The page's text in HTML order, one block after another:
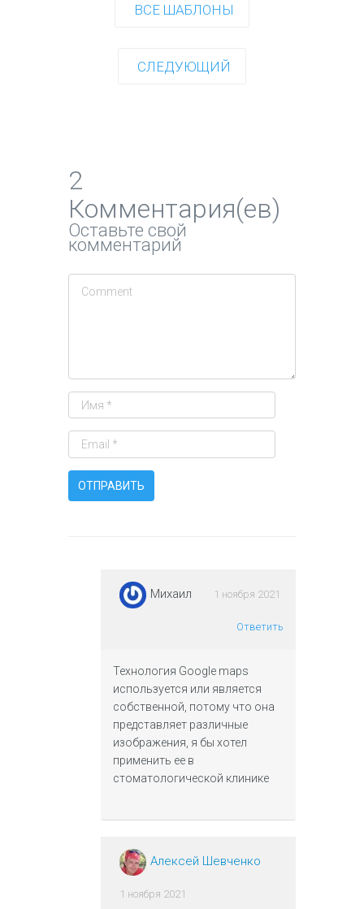
ВСЕ ШАБЛОНЫ
СЛЕДУЮЩИЙ
2
Комментария(ев)
Оставьте свой
комментарий
Михаил 1 ноября 2021
Ответить
Технология Google maps
используется или является
собственной, потому что она
представляет различные
изображения, я бы хотел
применить ее в
стоматологической клинике
Алексей Шевченко
1 ноября 2021